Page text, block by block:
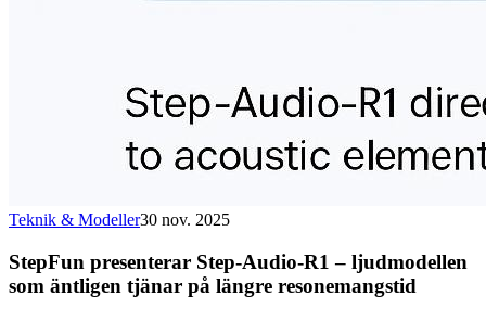
Teknik & Modeller30 nov. 2025
StepFun presenterar Step-Audio-R1 – ljudmodellen
som äntligen tjänar på längre resonemangstid